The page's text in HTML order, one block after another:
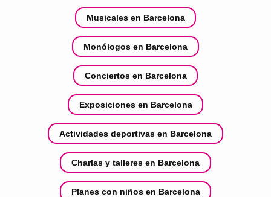
Musicales en Barcelona
Monólogos en Barcelona
Conciertos en Barcelona
Exposiciones en Barcelona
Actividades deportivas en Barcelona
Charlas y talleres en Barcelona
Planes con niños en Barcelona